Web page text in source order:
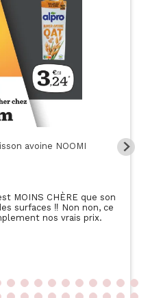
avoine NOOMI
MOINS CHÈRE que son
surfaces ‼️ Non non, ce
nos vrais prix.